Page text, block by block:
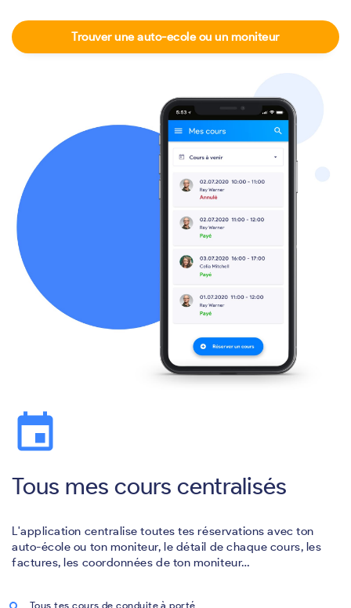
Trouver une auto-ecole ou un moniteur
event
Tous mes cours centralisés
L'application centralise toutes tes réservations avec ton
auto-école ou ton moniteur, le détail de chaque cours, les
factures, les coordonnées de ton moniteur…
Tous tes cours de conduite à porté